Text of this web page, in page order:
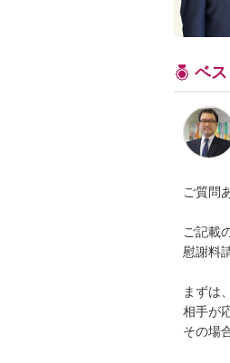
ベ
ご質問
ご記載
慰謝料
まずは
相手が
その場